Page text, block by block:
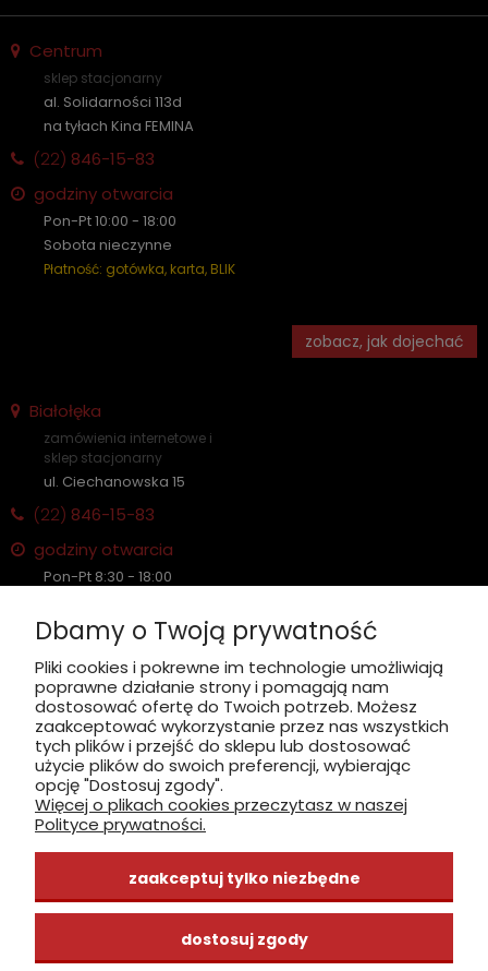
Centrum
sklep stacjonarny
al. Solidarności 113d
na tyłach Kina FEMINA
(22) 846-15-83
godziny otwarcia
Pon-Pt 10:00 - 18:00
Sobota nieczynne
Płatność: gotówka, karta, BLIK
zobacz, jak dojechać
Białołęka
zamówienia internetowe i
sklep stacjonarny
ul. Ciechanowska 15
(22) 846-15-83
godziny otwarcia
Pon-Pt 8:30 - 18:00
Płatność: gotówka, karta, BLIK
zobacz, jak dojechać
INFORMACJE
ZAKUPY
CENTRUM WIEDZY
Dbamy o Twoją prywatność
Pliki cookies i pokrewne im technologie umożliwiają
poprawne działanie strony i pomagają nam
dostosować ofertę do Twoich potrzeb. Możesz
zaakceptować wykorzystanie przez nas wszystkich
tych plików i przejść do sklepu lub dostosować
użycie plików do swoich preferencji, wybierając
opcję "Dostosuj zgody".
Więcej o plikach cookies przeczytasz w naszej
Polityce prywatności.
zaakceptuj tylko niezbędne
dostosuj zgody